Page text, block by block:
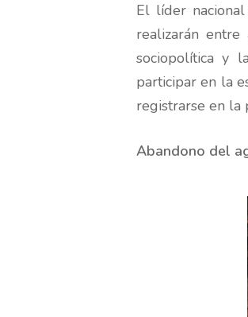
El líder
realizarán
sociopolítica y
participar en la
registrarse en la
Abandono del